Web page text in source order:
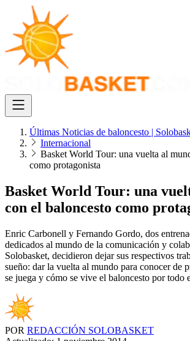
Últimas Noticias de baloncesto |
Internacional
Basket World Tour: una vuelta al
como protagonista
Basket World Tour: una
con el baloncesto como
Enric Carbonell y Fernando Gordo, dos
dedicados al mundo de la comunicación y
Solobasket, decidieron dejar sus respectivos
sueño: dar la vuelta al mundo para conocer de
se juega y cómo se vive el baloncesto por todo
POR REDACCIÓN SOLOBASKET